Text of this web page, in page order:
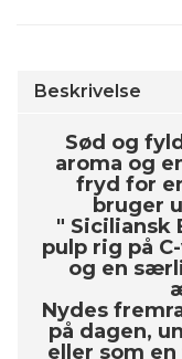
Beskrivelse
Sød og
aroma og
fryd for
bruger
" Siciliansk
pulp rig på
og en
Nydes
på dagen,
eller som